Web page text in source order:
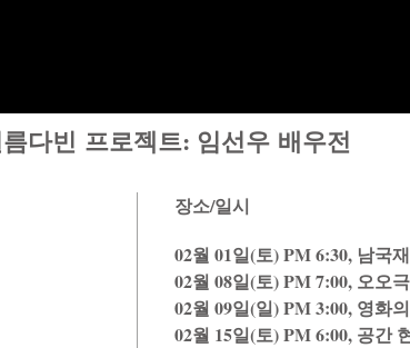
다빈 프로젝트: 임선우 배우전
장소/일시
02월 01일(토) PM 6:30, 남국
02월 08일(토) PM 7:00, 오오
02월 09일(일) PM 3:00, 영화
02월 15일(토) PM 6:00, 공간